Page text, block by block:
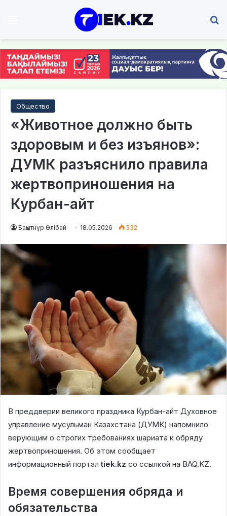
Общество
«Животное должно быть
здоровым и без изъянов»:
ДУМК разъяснило правила
жертвоприношения на
Курбан-айт
Бақытнұр Әлібай 18.05.2026 532
В преддверии великого праздника Курбан-айт Духовное
управление мусульман Казахстана (ДУМК) напомнило
верующим о строгих требованиях шариата к обряду
жертвоприношения. Об этом сообщает
информационный порталtiek.kz со ссылкой на BAQ.KZ.
Время совершения обряда и
обязательства